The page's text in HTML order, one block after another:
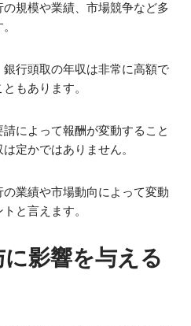
規模や業績、市場競争など多
行頭取の年収は非常に高額で
もあります。
によって報酬が変動すること
定かではありません。
業績や市場動向によって変動
と言えます。
影響を与える